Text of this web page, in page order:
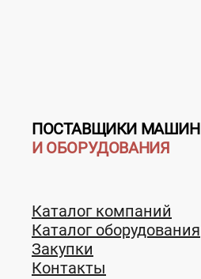
ПОСТАВЩИКИ МАШИН
И ОБОРУДОВАНИЯ
Каталог компаний
Каталог оборудования
Закупки
Контакты